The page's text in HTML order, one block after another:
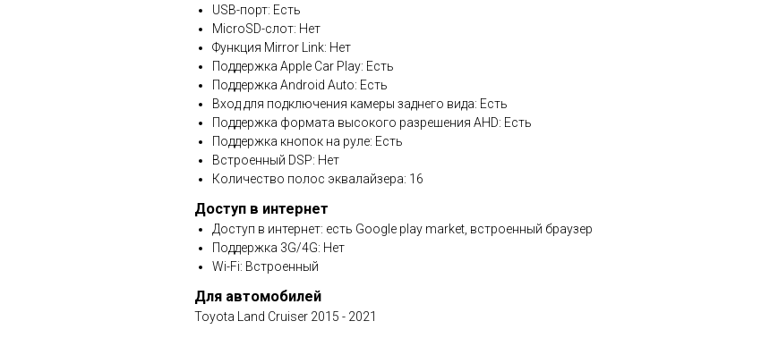
USB-порт: Есть
MicroSD-слот: Нет
Функция Mirror Link: Нет
Поддержка Apple Car Play: Есть
Поддержка Android Auto: Есть
Вход для подключения камеры заднего вида: Есть
Поддержка формата высокого разрешения AHD: Есть
Поддержка кнопок на руле: Есть
Встроенный DSP: Нет
Количество полос эквалайзера: 16
Доступ в интернет
Доступ в интернет: есть Google play market, встроенный браузер
Поддержка 3G/4G: Нет
Wi-Fi: Встроенный
Для автомобилей
Toyota Land Cruiser 2015 - 2021